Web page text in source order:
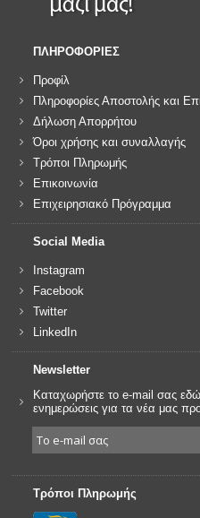
ΠΛΗΡΟΦΟΡΙΕΣ
Προφίλ
Πληροφορίες Αποστολής και
Δήλωση Απορρήτου
Όροι χρήσης και συναλλαγής
Τρόποι Πληρωμής
Επικοινωνία
Επιχειρησιακό Πρόγραμμα
Social Media
Instagram
Facebook
Twitter
LinkedIn
Newsletter
Καταχωρήστε το e-mail σας
ενημερώσεις για τα νέα μας
Τρόποι Πληρωμής